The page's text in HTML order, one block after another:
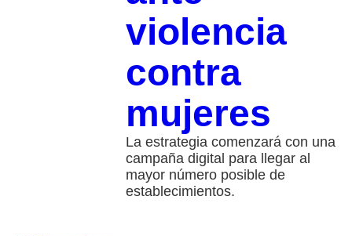
violencia
contra
mujeres
La estrategia comenzará con una
campaña digital para llegar al
mayor número posible de
establecimientos.